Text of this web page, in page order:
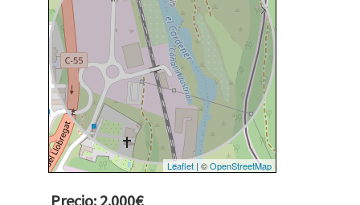
Leaflet | ©OpenStreetMap
Precio: 2.000€